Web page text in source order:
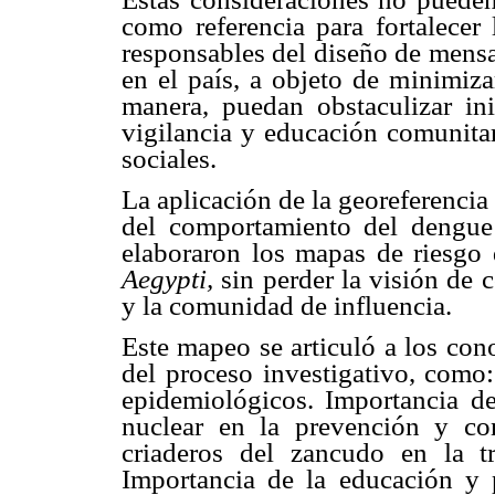
como referencia para
responsables del diseño de
en el país, a objeto de
manera, puedan obstaculizar
vigilancia y educación
sociales.
La aplicación de la
del comportamiento del
elaboraron los mapas de
Aegypti, sin perder la visión de
y la comunidad de influencia.
Este mapeo se articuló a los
del proceso investigativo,
epidemiológicos. Importancia
nuclear en la prevención y
criaderos del zancudo en la
Importancia de la educación y